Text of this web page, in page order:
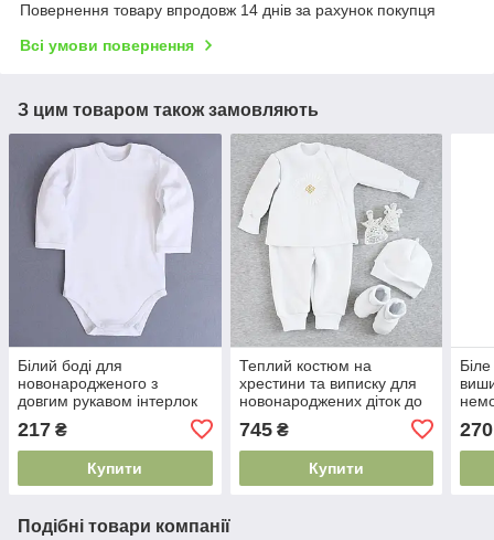
Повернення товару впродовж 14 днів за рахунок покупця
Всі умови повернення
З цим товаром також замовляють
Білий боді для
новонародженого з
довгим рукавом інтерлок
українського виробника
217 ₴
Купити
Теплий костюм на
хрестини та виписку для
новонароджених діток до
745₴
Купити
270
Подібні товари компанії